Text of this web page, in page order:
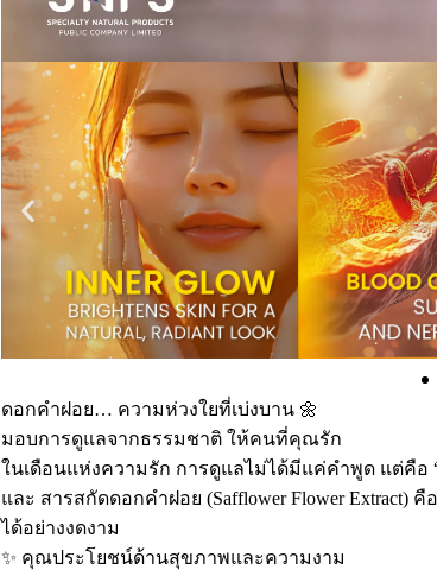
ดอกคำฝอย… ความห่วงใยที่เบ่งบาน 🌼
มอบการดูแลจากธรรมชาติ ให้คนที่คุณรัก
ในเดือนแห่งความรัก การดูแลไม่ได้มีแค่คำพูด แต่คือ
และ สารสกัดดอกคำฝอย (Safflower Flower
ได้อย่างงดงาม
✨ คุณประโยชน์ด้านสุขภาพและความงาม